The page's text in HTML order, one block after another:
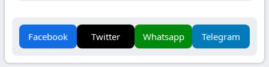
Facebook Twitter Whatsapp Telegram